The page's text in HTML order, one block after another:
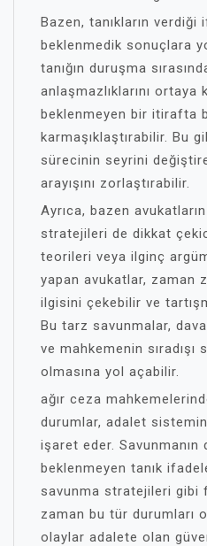
Bazen, tanıkların verdiği
beklenmedik sonuçlara
tanığın duruşma
anlaşmazlıklarını ortaya
beklenmeyen bir itirafta
karmaşıklaştırabilir. Bu
sürecinin seyrini
arayışını zorlaştırabilir.
Ayrıca, bazen
stratejileri de dikkat
teorileri veya ilginç
yapan avukatlar, zaman
ilgisini çekebilir ve
Bu tarz savunmalar,
ve mahkemenin sıradışı
olmasına yol açabilir.
ağır ceza
durumlar, adalet
işaret eder.
beklenmeyen tanık
savunma stratejileri gibi
zaman bu tür durumları
olaylar adalete olan